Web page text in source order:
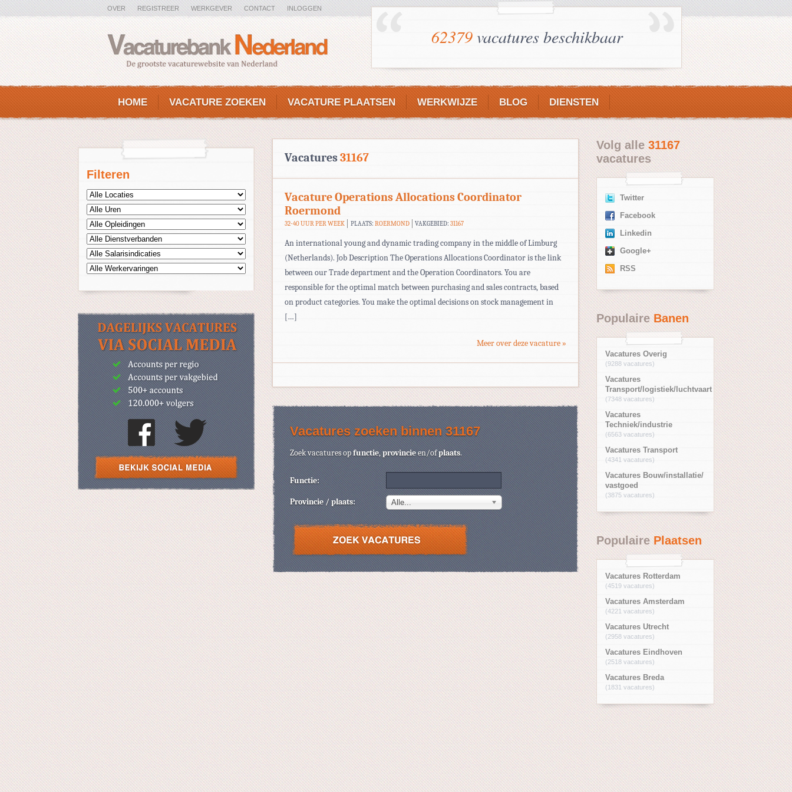
OVER REGISTREER WERKGEVER CONTACT INLOGGEN
62379vacatures beschikbaar
HOME VACATURE ZOEKEN VACATURE PLAATSEN WERKWIJZE BLOG DIENSTEN
Filteren
Vacatures31167
Vacature Operations Allocations Coordinator
Roermond
32-40 UUR PER WEEK PLAATS: ROERMOND VAKGEBIED:31167
An international young and dynamic trading company in the middle of Limburg
(Netherlands). Job Description The Operations Allocations Coordinator is the link
between our Trade department and the Operation Coordinators. You are
responsible for the optimal match between purchasing and sales contracts, based
on product categories. You make the optimal decisions on stock management in
[…]
Meer over deze vacature »
Vacatures zoeken binnen 31167
Zoek vacatures opfunctie,provincieen/ofplaats.
Functie:
Provincie / plaats: Alle...
Volg alle31167
vacatures
Twitter
Facebook
Linkedin
Google+
RSS
PopulaireBanen
Vacatures Overig
(9288 vacatures)
Vacatures
Transport/logistiek/luchtvaart
(7348 vacatures)
Vacatures
Techniek/industrie
(6563 vacatures)
Vacatures Transport
(4341 vacatures)
Vacatures Bouw/installatie/
vastgoed
(3875 vacatures)
Populaire Plaatsen
Vacatures Rotterdam
(4519 vacatures)
Vacatures Amsterdam
(4221 vacatures)
Vacatures Utrecht
(2958 vacatures)
Vacatures Eindhoven
(2518 vacatures)
Vacatures Breda
(1831 vacatures)